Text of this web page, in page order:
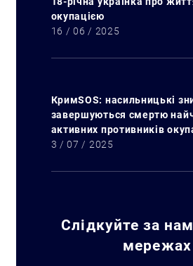
Искать:
окупацією
16 / 06 / 2025
КримSOS: насильницькі
завершуються смертю
активних противників
3 / 07 / 2025
Слідкуйте за
мережах